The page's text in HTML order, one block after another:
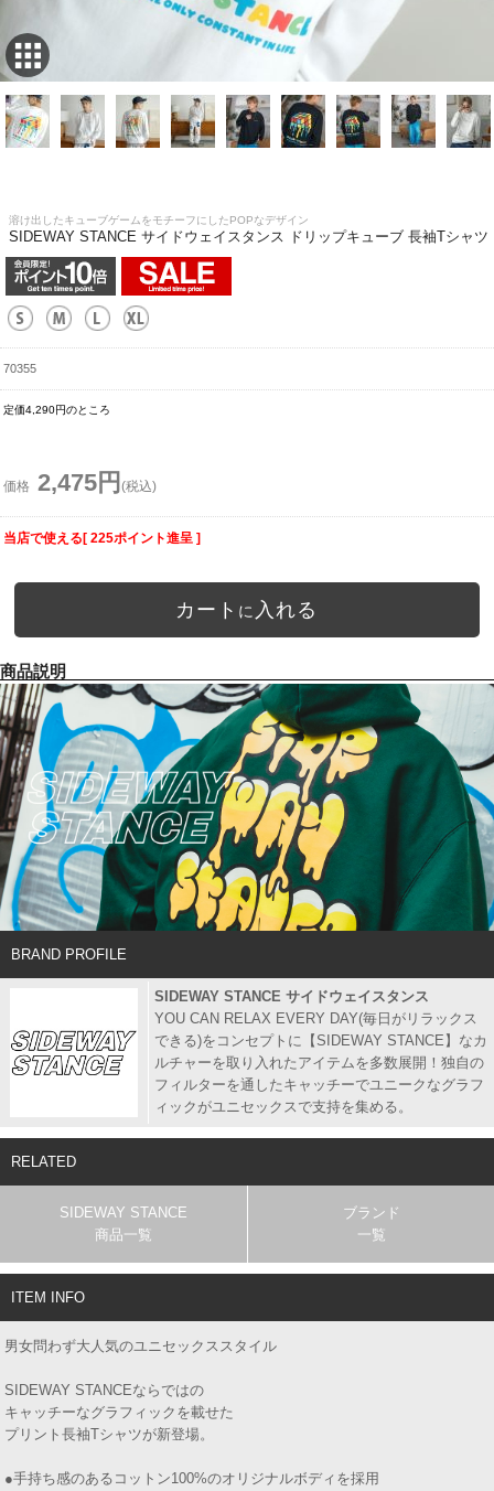
溶け出したキューブゲームをモチーフにしたPOPなデザイン
SIDEWAY STANCE サイドウェイスタンス ドリップキューブ 長袖Tシャツ
70355
定価4,290円のところ
価格 2,475円 (税込)
当店で使える[ 225ポイント進呈 ]
カート に 入れる
商品説明
BRAND PROFILE
SIDEWAY STANCE サイドウェイスタンス
YOU CAN RELAX EVERY DAY(毎日がリラックス
できる)をコンセプトに【SIDEWAY STANCE】なカ
ルチャーを取り入れたアイテムを多数展開！独自の
フィルターを通したキャッチーでユニークなグラフ
ィックがユニセックスで支持を集める。
RELATED
SIDEWAY STANCE
商品一覧
ブランド
一覧
ITEM INFO
男女問わず大人気のユニセックススタイル
SIDEWAY STANCEならではの
キャッチーなグラフィックを載せた
プリント長袖Tシャツが新登場。
●手持ち感のあるコットン100%のオリジナルボディを採用